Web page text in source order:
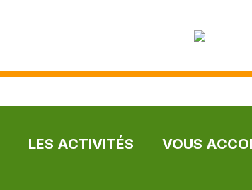
LES ACTIVITÉS VOUS